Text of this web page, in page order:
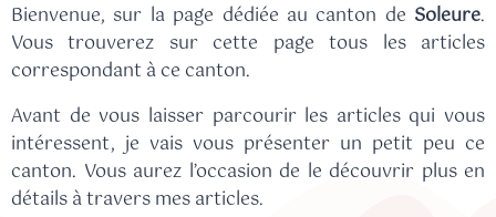
Bienvenue, sur la page dédiée au canton de Soleure.
Vous trouverez sur cette page tous les articles
correspondant à ce canton.
Avant de vous laisser parcourir les articles qui vous
intéressent, je vais vous présenter un petit peu ce
canton. Vous aurez l’occasion de le découvrir plus en
détails à travers mes articles.